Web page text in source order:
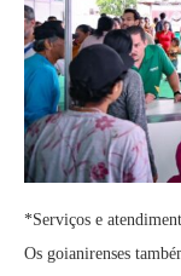
*Serviços e
Os goianirenses